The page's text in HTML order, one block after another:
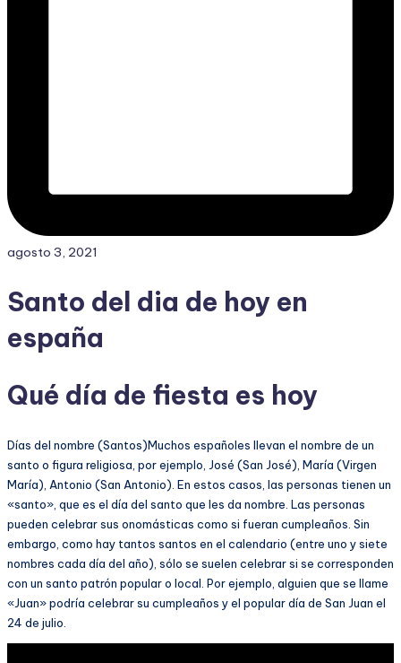
agosto 3, 2021
Santo del dia de hoy en
españa
Qué día de fiesta es hoy
Días del nombre (Santos)Muchos españoles llevan el nombre de un
santo o figura religiosa, por ejemplo, José (San José), María (Virgen
María), Antonio (San Antonio). En estos casos, las personas tienen un
«santo», que es el día del santo que les da nombre. Las personas
pueden celebrar sus onomásticas como si fueran cumpleaños. Sin
embargo, como hay tantos santos en el calendario (entre uno y siete
nombres cada día del año), sólo se suelen celebrar si se corresponden
con un santo patrón popular o local. Por ejemplo, alguien que se llame
«Juan» podría celebrar su cumpleaños y el popular día de San Juan el
24 de julio.